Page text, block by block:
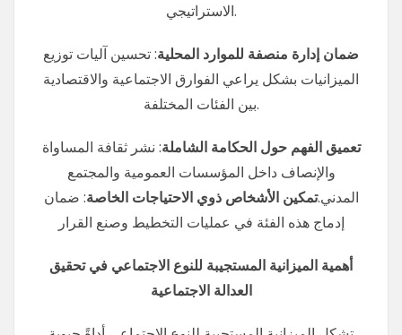
الاستراتيجي.
ضمان إدارة منصفة للموارد المحلية: تحسين آليات توزيع
الميزانيات بشكل يراعي الفوارق الاجتماعية والاقتصادية
بين الفئات المختلفة.
تعميق الفهم حول الحكامة الشاملة: نشر ثقافة المساواة
والإنصاف داخل المؤسسات العمومية والمجتمع
المدني.تمكين الأشخاص ذوي الاحتياجات الخاصة: ضمان
إدماج هذه الفئة في عمليات التخطيط وصنع القرار
أهمية الميزانية المستجيبة للنوع الاجتماعي في تحقيق
العدالة الاجتماعية